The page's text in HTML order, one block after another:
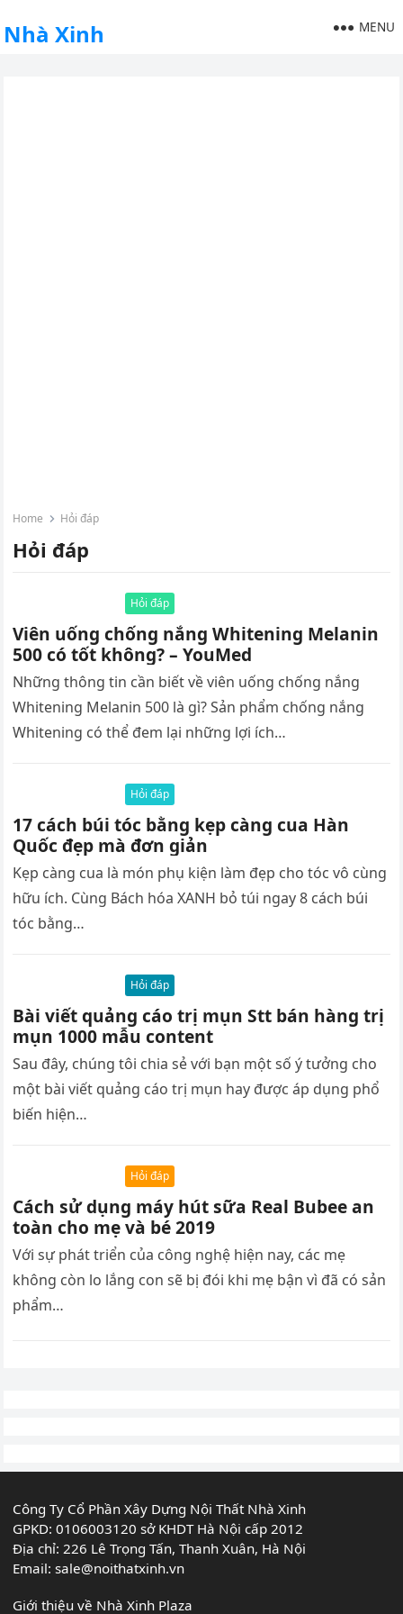
Nhà Xinh MENU
Home Hỏi đáp
Hỏi đáp
Hỏi đáp
Viên uống chống nắng Whitening Melanin
500 có tốt không? – YouMed
Những thông tin cần biết về viên uống chống nắng
Whitening Melanin 500 là gì? Sản phẩm chống nắng
Whitening có thể đem lại những lợi ích…
Hỏi đáp
17 cách búi tóc bằng kẹp càng cua Hàn
Quốc đẹp mà đơn giản
Kẹp càng cua là món phụ kiện làm đẹp cho tóc vô cùng
hữu ích. Cùng Bách hóa XANH bỏ túi ngay 8 cách búi
tóc bằng…
Hỏi đáp
Bài viết quảng cáo trị mụn Stt bán hàng trị
mụn 1000 mẫu content
Sau đây, chúng tôi chia sẻ với bạn một số ý tưởng cho
một bài viết quảng cáo trị mụn hay được áp dụng phổ
biến hiện…
Hỏi đáp
Cách sử dụng máy hút sữa Real Bubee an
toàn cho mẹ và bé 2019
Với sự phát triển của công nghệ hiện nay, các mẹ
không còn lo lắng con sẽ bị đói khi mẹ bận vì đã có sản
phẩm…
Công Ty Cổ Phần Xây Dựng Nội Thất Nhà Xinh
GPKD: 0106003120 sở KHDT Hà Nội cấp 2012
Địa chỉ: 226 Lê Trọng Tấn, Thanh Xuân, Hà Nội
Email:sale@noithatxinh.vn
Giới thiệu về Nhà Xinh Plaza